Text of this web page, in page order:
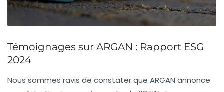
Témoignages sur ARGAN : Rapport ESG
2024
Nous sommes ravis de constater que ARGAN annonce